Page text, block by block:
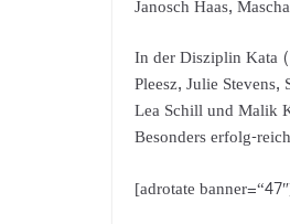
Janosch Haas,
In der Disziplin Kata
Pleesz, Julie
Lea Schill und Malik
Besonders erfolg-
[adrotate